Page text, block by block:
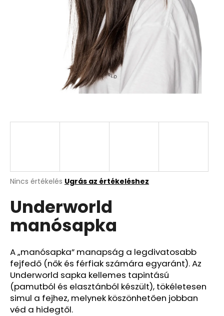
A
átlagos
értékelése
ből
csillag.
Nincs értékelés Ugrás az értékeléshez
Underworld
manósapka
A „manósapka” manapság a legdivatosabb
fejfedő (nők és férfiak számára egyaránt). Az
Underworld sapka kellemes tapintású
(pamutból és elasztánból készült), tökéletesen
simul a fejhez, melynek köszönhetően jobban
véd a hidegtől.